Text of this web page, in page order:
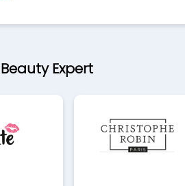
Expert